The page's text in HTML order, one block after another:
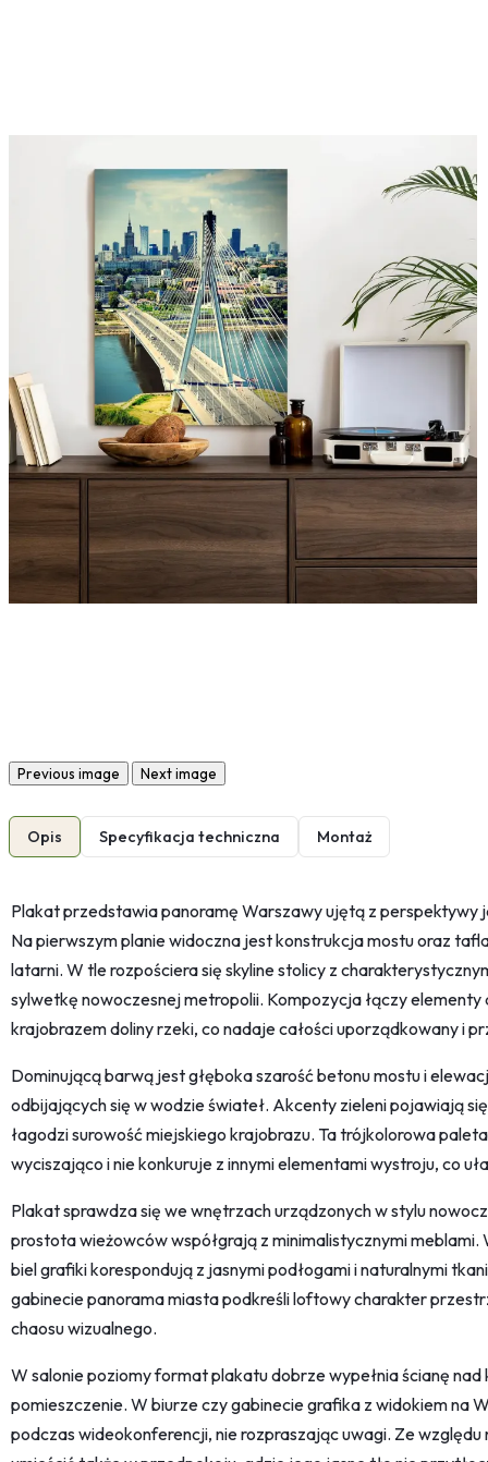
Previous image Next image
Opis Specyfikacja techniczna Montaż
Plakat przedstawia panoramę Warszawy ujętą z perspektywy
Na pierwszym planie widoczna jest konstrukcja mostu oraz
latarni. W tle rozpościera się skyline stolicy z
sylwetkę nowoczesnej metropolii. Kompozycja łączy
krajobrazem doliny rzeki, co nadaje całości uporządkowany i
Dominującą barwą jest głęboka szarość betonu mostu i
odbijających się w wodzie świateł. Akcenty zieleni pojawiają
łagodzi surowość miejskiego krajobrazu. Ta trójkolorowa
wyciszająco i nie konkuruje z innymi elementami wystroju, co
Plakat sprawdza się we wnętrzach urządzonych w stylu
prostota wieżowców współgrają z minimalistycznymi meblami.
biel grafiki korespondują z jasnymi podłogami i naturalnymi
gabinecie panorama miasta podkreśli loftowy charakter
chaosu wizualnego.
W salonie poziomy format plakatu dobrze wypełnia ścianę
pomieszczenie. W biurze czy gabinecie grafika z widokiem na
podczas wideokonferencji, nie rozpraszając uwagi. Ze